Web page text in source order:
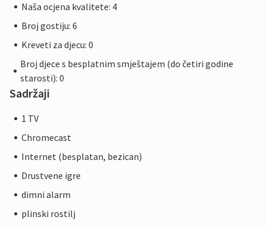
Naša ocjena kvalitete: 4
Broj gostiju: 6
Kreveti za djecu: 0
Broj djece s besplatnim smještajem (do četiri godine
starosti): 0
Sadržaji
1 TV
Chromecast
Internet (besplatan, bezican)
Drustvene igre
dimni alarm
plinski rostilj